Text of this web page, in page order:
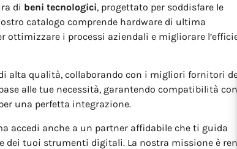
di beni tecnologici, progettato per soddisfare le
catalogo comprende hardware di ultima
ottimizzare i processi aziendali e migliorare
alta qualità, collaborando con i migliori fornitori
alle tue necessità, garantendo compatibilità con i
una perfetta integrazione.
accedi anche a un partner affidabile che ti guida
dei tuoi strumenti digitali. La nostra missione è